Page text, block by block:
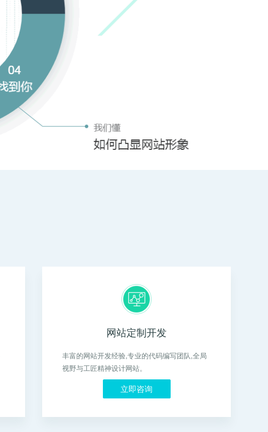
网站定制开发
丰富的网站开发经验,专业的代码编写团队,全局
视野与工匠精神设计网站。
立即咨询